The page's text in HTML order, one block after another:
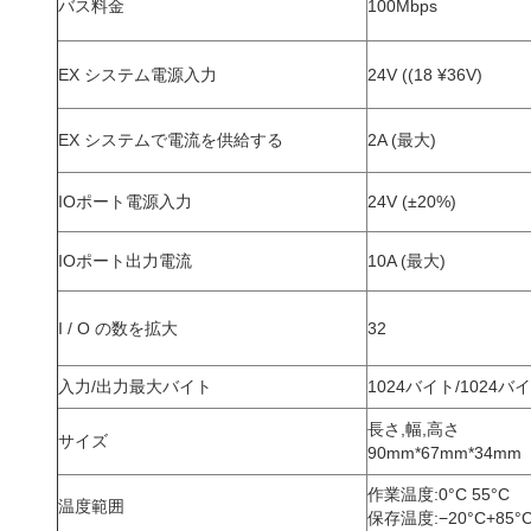
バス料金 100Mbps
EX システム電源入力 24V ((18 ¥36V)
EX システムで電流を供給する 2A (最大)
IOポート電源入力 24V (±20%)
IOポート出力電流 10A (最大)
I / O の数を拡大 32
入力/出力最大バイト 1024バイト/1024バ
サイズ
長さ,幅,高さ
90mm*67mm*34mm
温度範囲
作業温度:0°C 55°C
保存温度